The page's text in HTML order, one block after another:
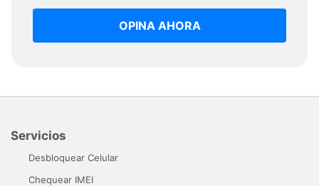
OPINA AHORA
Servicios
Desbloquear Celular
Chequear IMEI